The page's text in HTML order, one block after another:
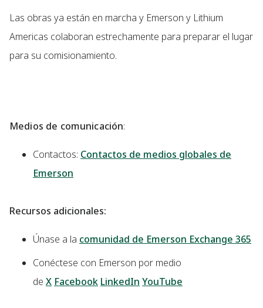
Las obras ya están en marcha y Emerson y Lithium
Americas colaboran estrechamente para preparar el lugar
para su comisionamiento.
Medios de comunicación:
Contactos: Contactos de medios globales de
Emerson
Recursos adicionales:
Únase a la comunidad de Emerson Exchange 365
Conéctese con Emerson por medio
de X Facebook LinkedIn YouTube